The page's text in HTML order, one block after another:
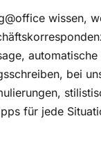
wissen,
bei
für jede